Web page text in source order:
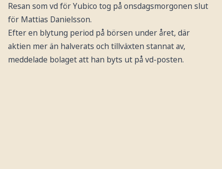
Resan som vd för Yubico tog på onsdagsmorgonen slut
för Mattias Danielsson.
Efter en blytung period på börsen under året, där
aktien mer än halverats och tillväxten stannat av,
meddelade bolaget att han byts ut på vd-posten.